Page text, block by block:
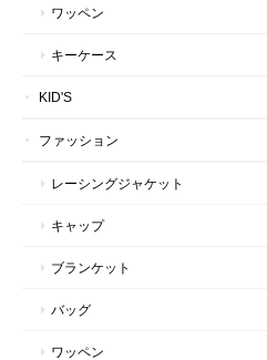
ワッペン
キーケース
KID'S
ファッション
レーシングジャケット
キャップ
ブランケット
バッグ
ワッペン